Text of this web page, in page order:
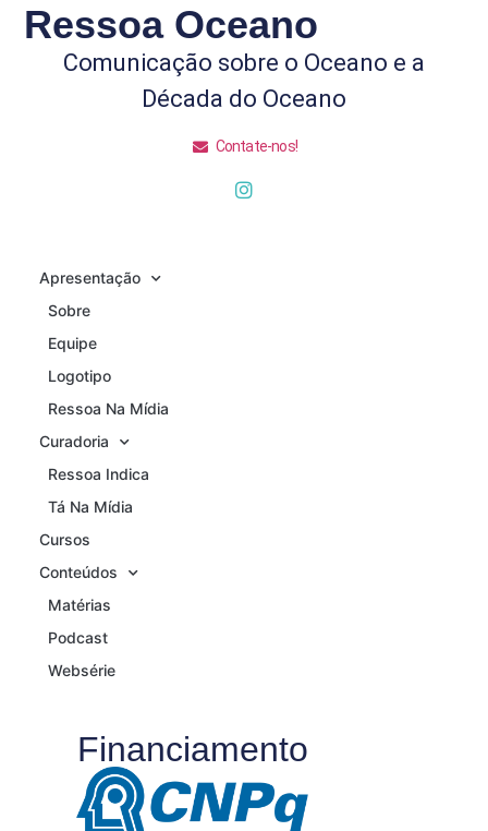
Ressoa Oceano
Comunicação sobre o Oceano e a
Década do Oceano
Contate-nos!
Apresentação
Sobre
Equipe
Logotipo
Ressoa Na Mídia
Curadoria
Ressoa Indica
Tá Na Mídia
Cursos
Conteúdos
Matérias
Podcast
Websérie
Financiamento